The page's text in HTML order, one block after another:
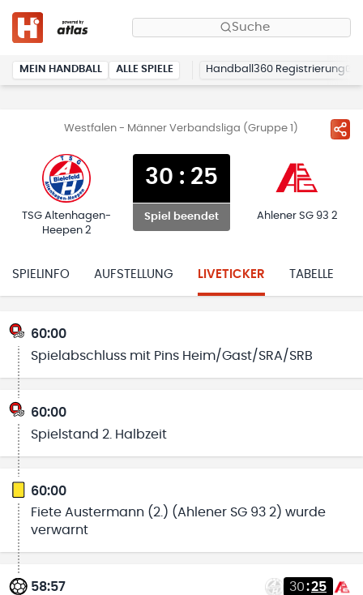
Suche
MEIN HANDBALL ALLE SPIELE Handball360 Registrierung
Westfalen - Männer Verbandsliga (Gruppe 1)
TSG Altenhagen-
Heepen 2
30 : 25
Spiel beendet Ahlener SG 93 2
SPIELINFO AUFSTELLUNG LIVETICKER TABELLE
60:00
Spielabschluss mit Pins Heim/Gast/SRA/SRB
60:00
Spielstand 2. Halbzeit
60:00
Fiete Austermann (2.) (Ahlener SG 93 2) wurde
verwarnt
58:57 30:25